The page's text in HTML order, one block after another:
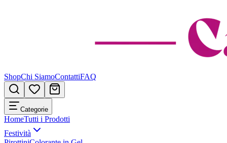
ShopChi SiamoContattiFAQ
Categorie
HomeTutti i Prodotti
Festività